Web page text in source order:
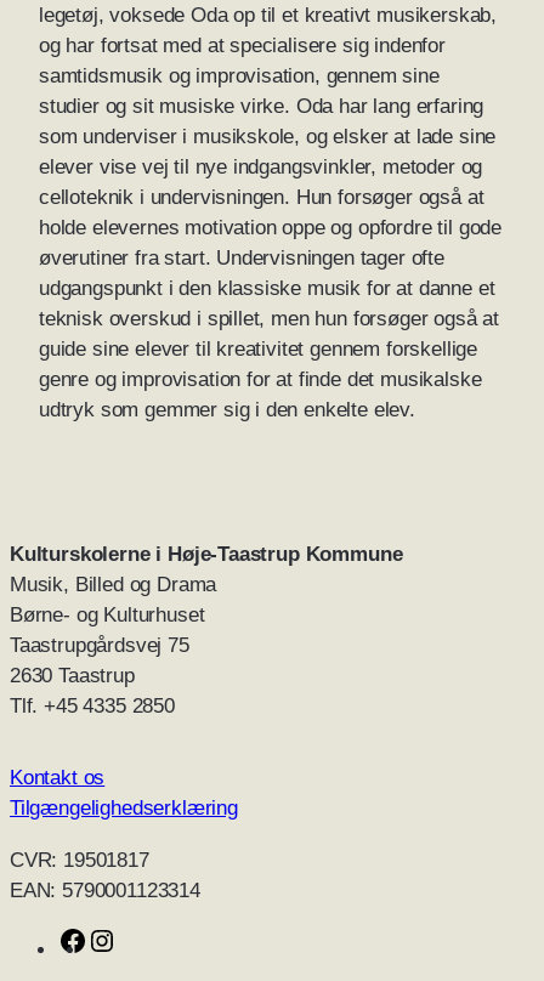
legetøj, voksede Oda op til et kreativt musikerskab,
og har fortsat med at specialisere sig indenfor
samtidsmusik og improvisation, gennem sine
studier og sit musiske virke. Oda har lang erfaring
som underviser i musikskole, og elsker at lade sine
elever vise vej til nye indgangsvinkler, metoder og
celloteknik i undervisningen. Hun forsøger også at
holde elevernes motivation oppe og opfordre til gode
øverutiner fra start. Undervisningen tager ofte
udgangspunkt i den klassiske musik for at danne et
teknisk overskud i spillet, men hun forsøger også at
guide sine elever til kreativitet gennem forskellige
genre og improvisation for at finde det musikalske
udtryk som gemmer sig i den enkelte elev.
Kulturskolerne i Høje-Taastrup Kommune
Musik, Billed og Drama
Børne- og Kulturhuset
Taastrupgårdsvej 75
2630 Taastrup
Tlf. +45 4335 2850
Kontakt os
Tilgængelighedserklæring
CVR: 19501817
EAN: 5790001123314
K